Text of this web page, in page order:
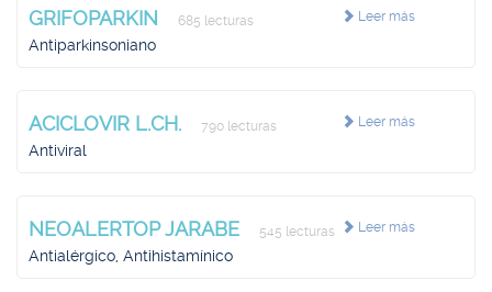
Leer más
GRIFOPARKIN 685 lecturas
Antiparkinsoniano
Leer más
ACICLOVIR L.CH. 790 lecturas
Antiviral
Leer más
NEOALERTOP JARABE 545 lecturas
Antialérgico, Antihistamínico